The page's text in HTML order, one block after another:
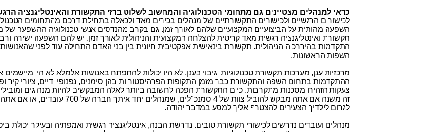
כדאי למנהלים מצטיינים גם מתחומי הטכנולוגיה והמחשוב לשלוט ברזי התקשורת והאינטליגנציה
לכישורים הרגשיים ולכישורים התקשורתיים של מנהלים בכירים מאד ולכאלה בתחילת דרכם מהתחומים
השפעה מהותית על הביצועיים המקצועיים שלהם לאורך זמן. גם בקרב מהנדסים אנשי טכנולוגיה ההשפעה של
תקשורת ואינטליגנציה רגשית מאד קריטית להצלחה המקצועית והניהולית לאורך זמן. יש להם השפעה ישירה
התקדמות בהיררכיה הניהולית. תקשורת בינאישית אפקטיבית חיונית בין בני האדם התחילה עוד לפני
השפות הראשונות.
מרכזיות ענן, מערכות תקשורת טכנולוגיות וגיבוי בענן, לא היו יכולות להתפתח באנושות אלמלא לא היו מיישמים
ההתקדמות בתחום השפה והתקשורת כבר מזמן התקופות הפרהיסטוריות בהן סימנים, נפנופי ידיים, ציורי קיר
צעקות הזהירו מסכנות מתקרבות. כיום התקשורת הפכה לחשובה ביותר לאלה המבקשים להיות מנהיגים ומובילי
זה משנה אם אתה מבקש להוביל צוות של 4 סמנכ"לים, שמנהלים יחד איתך חברה של
לגרום לילדיך הצעירים להצטרף אליך למסע במדבר יהודה.
מנהלים ועובדים נדרשים לכישורי תקשורת טובים. נדרשת הבנה, אינטליגנציה רגשית ואמפתיה ובעיקר יכולת